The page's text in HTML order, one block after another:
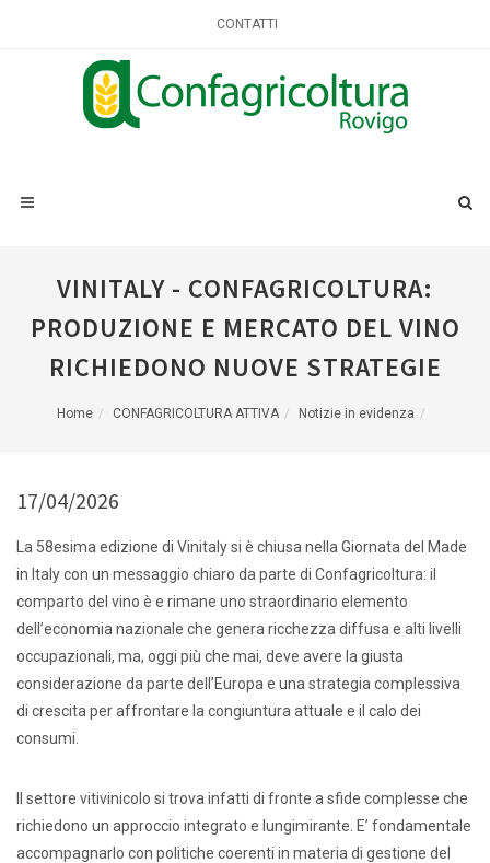
CONTATTI
VINITALY - CONFAGRICOLTURA:
PRODUZIONE E MERCATO DEL VINO
RICHIEDONO NUOVE STRATEGIE
Home CONFAGRICOLTURA ATTIVA Notizie in evidenza
17/04/2026
La 58esima edizione di Vinitaly si è chiusa nella Giornata del Made
in Italy con un messaggio chiaro da parte di Confagricoltura: il
comparto del vino è e rimane uno straordinario elemento
dell’economia nazionale che genera ricchezza diffusa e alti livelli
occupazionali, ma, oggi più che mai, deve avere la giusta
considerazione da parte dell’Europa e una strategia complessiva
di crescita per affrontare la congiuntura attuale e il calo dei
consumi.
Il settore vitivinicolo si trova infatti di fronte a sfide complesse che
richiedono un approccio integrato e lungimirante. E’ fondamentale
accompagnarlo con politiche coerenti in materia di gestione del